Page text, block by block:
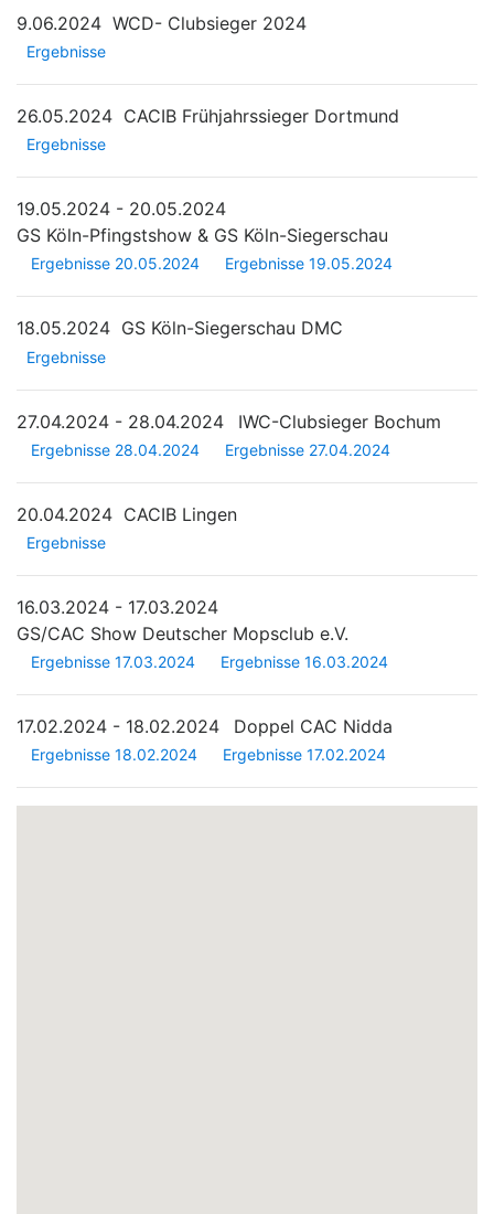
9.06.2024 WCD- Clubsieger 2024
Ergebnisse
26.05.2024 CACIB Frühjahrssieger Dortmund
Ergebnisse
19.05.2024 - 20.05.2024
GS Köln-Pfingstshow & GS Köln-Siegerschau
Ergebnisse 20.05.2024 Ergebnisse 19.05.2024
18.05.2024 GS Köln-Siegerschau DMC
Ergebnisse
27.04.2024 - 28.04.2024 IWC-Clubsieger Bochum
Ergebnisse 28.04.2024 Ergebnisse 27.04.2024
20.04.2024 CACIB Lingen
Ergebnisse
16.03.2024 - 17.03.2024
GS/CAC Show Deutscher Mopsclub e.V.
Ergebnisse 17.03.2024 Ergebnisse 16.03.2024
17.02.2024 - 18.02.2024 Doppel CAC Nidda
Ergebnisse 18.02.2024 Ergebnisse 17.02.2024